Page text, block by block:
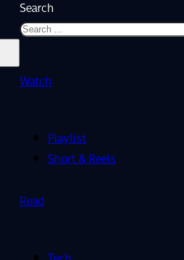
Search
Watch
Playlist
Short & Reels
Read